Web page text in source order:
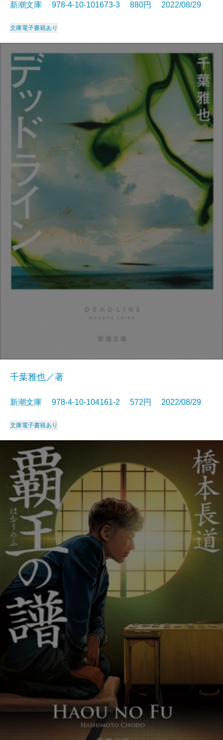
新潮文庫 978-4-10-101673-3 880円 2022/08/29
文庫電子書籍あり
千葉雅也／著
新潮文庫 978-4-10-104161-2 572円 2022/08/29
文庫電子書籍あり